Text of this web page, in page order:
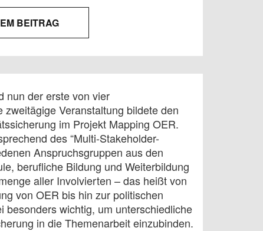
BEITRAG
nun der erste von vier
Veranstaltung bildete den
im Projekt Mapping OER.
des “Multi-Stakeholder-
Anspruchsgruppen aus den
berufliche Bildung und Weiterbildung
aller Involvierten – das heißt von
von OER bis hin zur politischen
besonders wichtig, um unterschiedliche
in die Themenarbeit einzubinden.